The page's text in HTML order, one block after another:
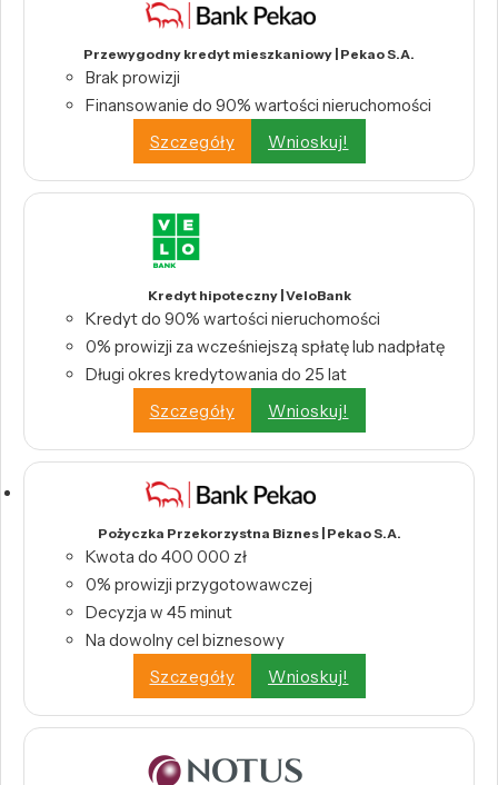
Przewygodny kredyt mieszkaniowy | Pekao S.A.
Brak prowizji
Finansowanie do 90% wartości nieruchomości
Szczegóły
Wnioskuj!
Kredyt hipoteczny | VeloBank
Kredyt do 90% wartości nieruchomości
0% prowizji za wcześniejszą spłatę lub nadpłatę
Długi okres kredytowania do 25 lat
Szczegóły
Wnioskuj!
Pożyczka Przekorzystna Biznes | Pekao S.A.
Kwota do 400 000 zł
0% prowizji przygotowawczej
Decyzja w 45 minut
Na dowolny cel biznesowy
Szczegóły
Wnioskuj!